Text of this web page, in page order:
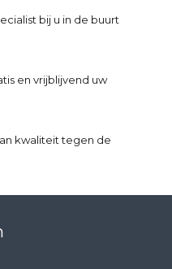
bij u in de buurt
en vrijblijvend uw
kwaliteit tegen de